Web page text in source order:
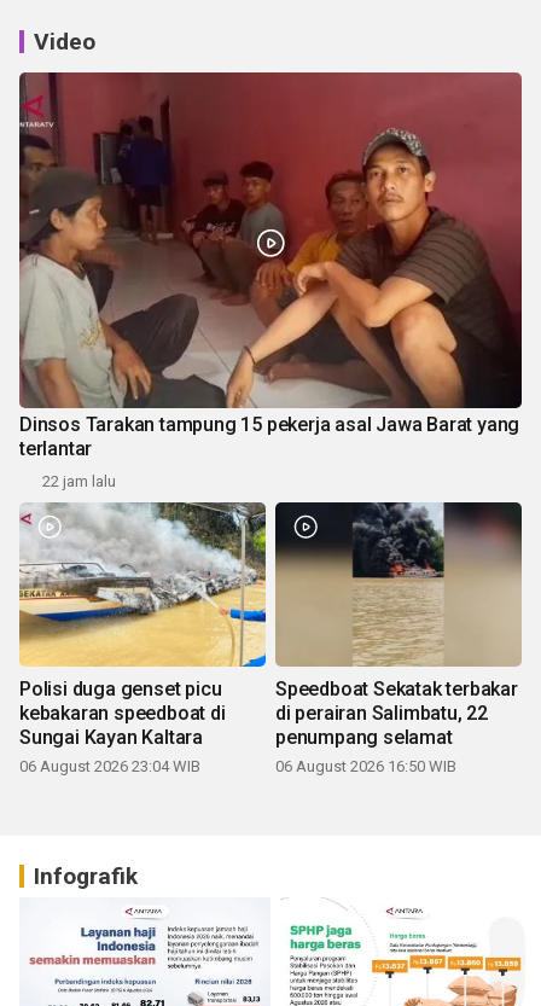
Video
Dinsos Tarakan tampung 15 pekerja asal Jawa Barat yang
terlantar
22 jam lalu
Polisi duga genset picu
kebakaran speedboat di
Sungai Kayan Kaltara
06 August 2026 23:04 WIB
Speedboat Sekatak terbakar
di perairan Salimbatu, 22
penumpang selamat
06 August 2026 16:50 WIB
Infografik